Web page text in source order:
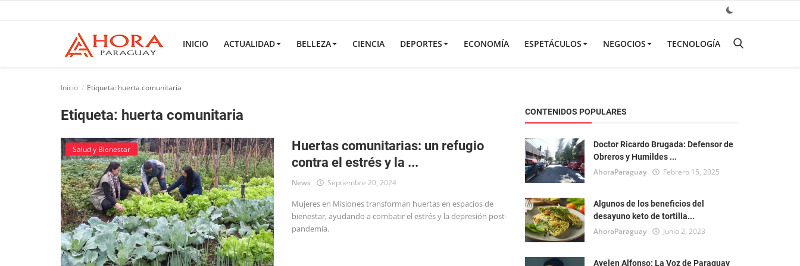
INICIO ACTUALIDAD BELLEZA CIENCIA DEPORTES ECONOMÍA ESPETÁCULOS NEGOCIOS TECNOLOGÍA
ACTUALIDAD
Inicio Etiqueta: huerta comunitaria
Etiqueta: huerta comunitaria
Salud y Bienestar
Huertas comunitarias: un refugio
contra el estrés y la ...
News Septiembre 20, 2024
Mujeres en Misiones transforman huertas en espacios de
bienestar, ayudando a combatir el estrés y la depresión post-
pandemia.
CONTENIDOS POPULARES
Doctor Ricardo Brugada: Defensor de
Obreros y Humildes ...
AhoraParaguay Febrero 15, 2025
Algunos de los beneficios del
desayuno keto de tortilla...
AhoraParaguay Junio 2, 2023
Ayelen Alfonso: La Voz de Paraguay